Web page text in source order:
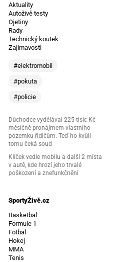
Aktuality
Autoživě testy
Ojetiny
Rady
Technický koutek
Zajímavosti
#elektromobil
#pokuta
#policie
Důchodce vydělával 225 tisíc Kč
měsíčně pronájmem vlastního
pozemku řidičům. Teď ho kvůli
tomu čeká soud
Klíček vedle mobilu a další 2 místa
v autě, kde hrozí jeho trvalé
poškození a znefunkčnění
SportyŽivě.cz
Basketbal
Formule 1
Fotbal
Hokej
MMA
Tenis